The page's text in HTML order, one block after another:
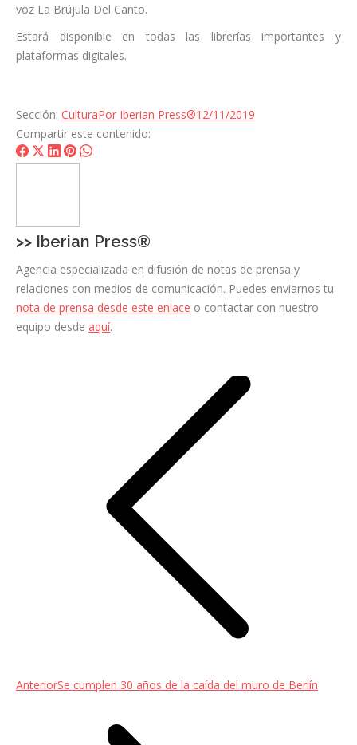
voz La Brújula Del Canto.
Estará disponible en todas las librerías importantes y
plataformas digitales.
Sección: CulturaPor Iberian Press®12/11/2019
Compartir este contenido:
ShareShareShare
ShareShare
>> Iberian Press®
Agencia especializada en difusión de notas de prensa y
relaciones con medios de comunicación. Puedes enviarnos tu
nota de prensa desde este enlace o contactar con nuestro
equipo desde aquí.
AnteriorEntrada
Se cumplen 30 años de la caída del muro de Berlín